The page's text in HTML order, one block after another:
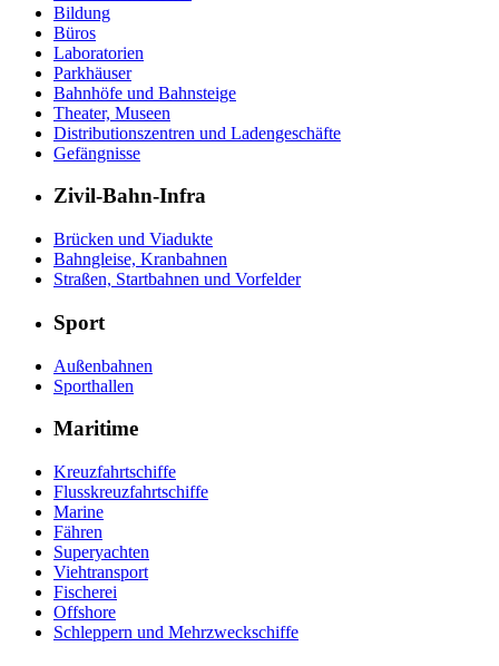
Bildung
Büros
Laboratorien
Parkhäuser
Bahnhöfe und Bahnsteige
Theater, Museen
Distributionszentren und Ladengeschäfte
Gefängnisse
Zivil-Bahn-Infra
Brücken und Viadukte
Bahngleise, Kranbahnen
Straßen, Startbahnen und Vorfelder
Sport
Außenbahnen
Sporthallen
Maritime
Kreuzfahrtschiffe
Flusskreuzfahrtschiffe
Marine
Fähren
Superyachten
Viehtransport
Fischerei
Offshore
Schleppern und Mehrzweckschiffe